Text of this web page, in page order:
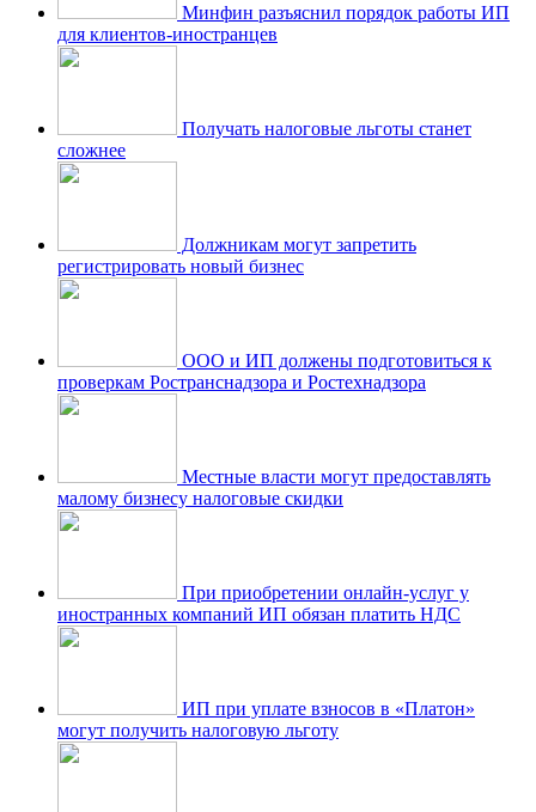
Минфин разъяснил порядок работы ИП
для клиентов-иностранцев
Получать налоговые льготы станет
сложнее
Должникам могут запретить
регистрировать новый бизнес
ООО и ИП должены подготовиться к
проверкам Ространснадзора и Ростехнадзора
Местные власти могут предоставлять
малому бизнесу налоговые скидки
При приобретении онлайн-услуг у
иностранных компаний ИП обязан платить НДС
ИП при уплате взносов в «Платон»
могут получить налоговую льготу